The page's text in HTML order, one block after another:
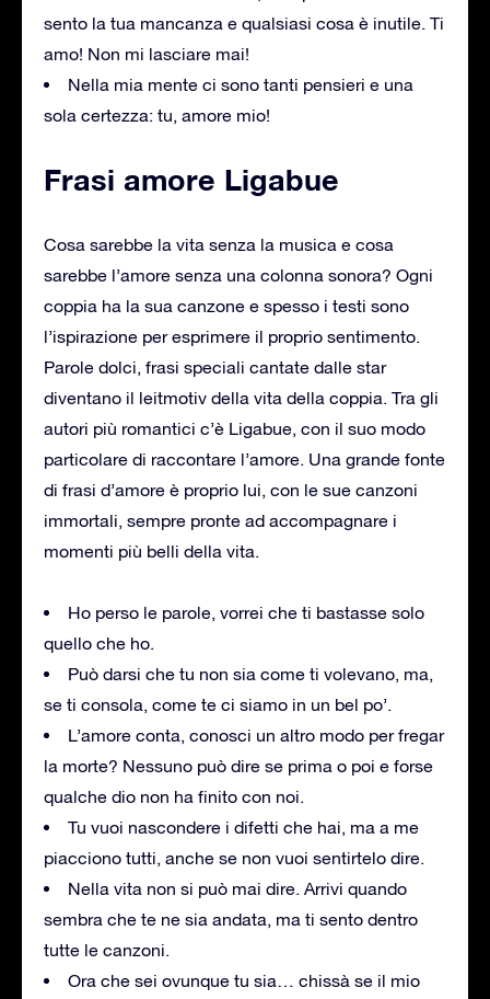
sento la tua mancanza e qualsiasi cosa è inutile. Ti
amo! Non mi lasciare mai!
Nella mia mente ci sono tanti pensieri e una
sola certezza: tu, amore mio!
Frasi amore Ligabue
Cosa sarebbe la vita senza la musica e cosa
sarebbe l’amore senza una colonna sonora? Ogni
coppia ha la sua canzone e spesso i testi sono
l’ispirazione per esprimere il proprio sentimento.
Parole dolci, frasi speciali cantate dalle star
diventano il leitmotiv della vita della coppia. Tra gli
autori più romantici c’è Ligabue, con il suo modo
particolare di raccontare l’amore. Una grande fonte
di frasi d’amore è proprio lui, con le sue canzoni
immortali, sempre pronte ad accompagnare i
momenti più belli della vita.
Ho perso le parole, vorrei che ti bastasse solo
quello che ho.
Può darsi che tu non sia come ti volevano, ma,
se ti consola, come te ci siamo in un bel po’.
L’amore conta, conosci un altro modo per fregar
la morte? Nessuno può dire se prima o poi e forse
qualche dio non ha finito con noi.
Tu vuoi nascondere i difetti che hai, ma a me
piacciono tutti, anche se non vuoi sentirtelo dire.
Nella vita non si può mai dire. Arrivi quando
sembra che te ne sia andata, ma ti sento dentro
tutte le canzoni.
Ora che sei ovunque tu sia… chissà se il mio